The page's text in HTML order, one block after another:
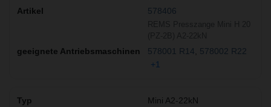
578406
578001 R14
578002 R22
+1
Mini A2-22kN